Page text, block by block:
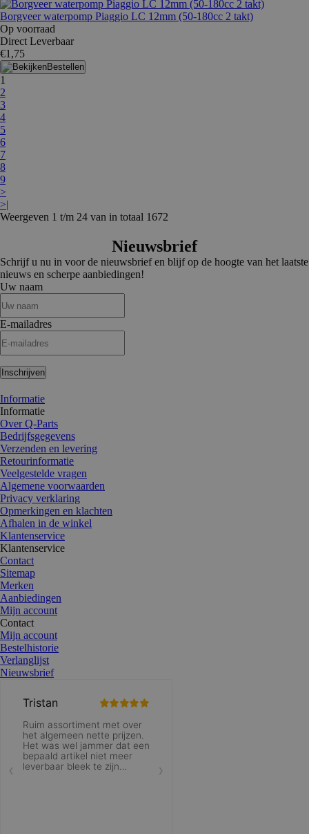
Borgveer waterpomp Piaggio LC 12mm (50-180cc 2 takt)
Op voorraad
Direct Leverbaar
€1,75
Bestellen
1
2
3
4
5
6
7
8
9
>
>|
Weergeven 1 t/m 24 van in totaal 1672
Nieuwsbrief
Schrijf u nu in voor de nieuwsbrief en blijf op de hoogte van het laatste
nieuws en scherpe aanbiedingen!
Uw naam
E-mailadres
Inschrijven
Informatie
Informatie
Over Q-Parts
Bedrijfsgegevens
Verzenden en levering
Retourinformatie
Veelgestelde vragen
Algemene voorwaarden
Privacy verklaring
Opmerkingen en klachten
Afhalen in de winkel
Klantenservice
Klantenservice
Contact
Sitemap
Merken
Aanbiedingen
Mijn account
Contact
Mijn account
Bestelhistorie
Verlanglijst
Nieuwsbrief